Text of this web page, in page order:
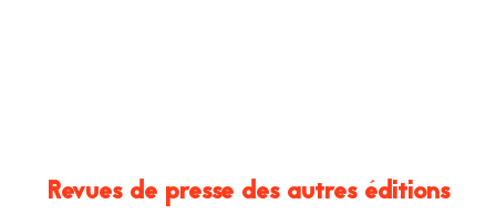
Revues de presse des autres éditions